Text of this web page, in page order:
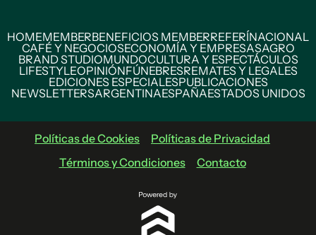
HOMEMEMBERBENEFICIOS MEMBERREFERÍNACIONAL
CAFÉ Y NEGOCIOSECONOMÍA Y EMPRESASAGRO
BRAND STUDIOMUNDOCULTURA Y ESPECTÁCULOS
LIFESTYLEOPINIÓNFÚNEBRESREMATES Y LEGALES
EDICIONES ESPECIALESPUBLICACIONES
NEWSLETTERSARGENTINAESPAÑAESTADOS UNIDOS
Políticas de Cookies
Políticas de Privacidad
Términos y Condiciones
Contacto